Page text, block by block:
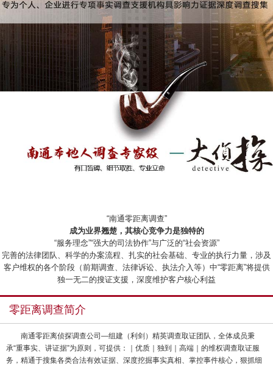
“南通零距离调查”
成为业界翘楚，其核心竞争力是独特的
“服务理念”“强大的司法协作”与广泛的“社会资源”
完善的法律团队、科学的办案流程、扎实的社会基础、专业的执行力量，涉及
客户维权的各个阶段（前期调查、法律诉讼、执法介入等）中“零距离”将提供
独一无二的搜证支援，深度维护客户核心利益
零距离调查简介
南通零距离侦探调查公司—组建（利剑）精英调查取证团队，全体成员秉
承“重事实、讲证据”为原则，可提供：｜优质｜独到｜高端｜的维权调查取证服
务，精通于搜集各类合法有效证据、深度挖掘事实真相、掌控事件核心，狠抓细